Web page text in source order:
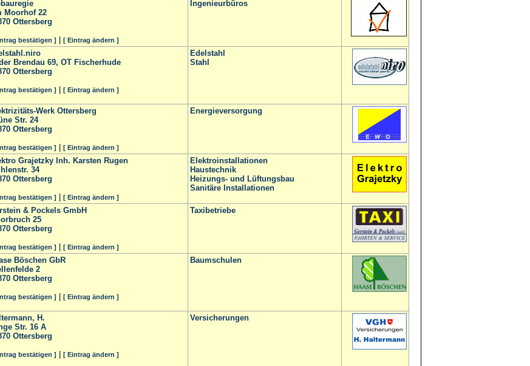
Moorhof 22
Ottersberg
bestätigen ] [ Eintrag ändern ]
Ingenieurbüros
Brendau 69, OT Fischerhude
Ottersberg
bestätigen ] [ Eintrag ändern ]
Edelstahl
Stahl
Werk Ottersberg
Str. 24
Ottersberg
bestätigen ] [ Eintrag ändern ]
Energieversorgung
Grajetzky Inh. Karsten Rugen
34
Ottersberg
bestätigen ] [ Eintrag ändern ]
Elektroinstallationen
Haustechnik
Heizungs- und Lüftungsbau
Sanitäre Installationen
& Pockels GmbH
25
Ottersberg
bestätigen ] [ Eintrag ändern ]
Taxibetriebe
Böschen GbR
2
Ottersberg
bestätigen ] [ Eintrag ändern ]
Baumschulen
H.
Str. 16 A
Ottersberg
bestätigen ] [ Eintrag ändern ]
Versicherungen